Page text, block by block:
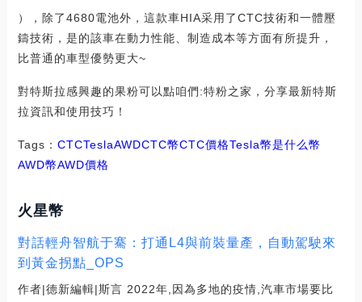
），除了4680電池外，這款車HIA采用了CTC技術和一體壓
鑄技術，是的該車在動力性能、制造成本等方面有所提升，
比普通的車型優勢更大~
對特斯拉感興趣的果粉可以點咱們:特粉之家，分享最新特斯
拉資訊和使用技巧！
Tags： CTCTeslaAWDCTC幣CTC價格Tesla幣是什么幣
AWD幣AWD價格
火星幣
對話輕舟智航于騫：打通L4與前裝量產，自動駕駛來
到黃金拐點_OPS
作者|德新編輯|斯言 2022年,因為多地的疫情,汽車市場要比